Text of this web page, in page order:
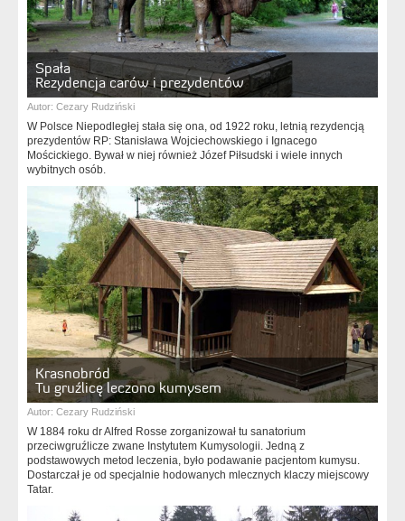
Spała
Rezydencja carów i prezydentów
Autor: Cezary Rudziński
W Polsce Niepodległej stała się ona, od 1922 roku, letnią rezydencją
prezydentów RP: Stanisława Wojciechowskiego i Ignacego
Mościckiego. Bywał w niej również Józef Piłsudski i wiele innych
wybitnych osób.
Krasnobród
Tu gruźlicę leczono kumysem
Autor: Cezary Rudziński
W 1884 roku dr Alfred Rosse zorganizował tu sanatorium
przeciwgruźlicze zwane Instytutem Kumysologii. Jedną z
podstawowych metod leczenia, było podawanie pacjentom kumysu.
Dostarczał je od specjalnie hodowanych mlecznych klaczy miejscowy
Tatar.